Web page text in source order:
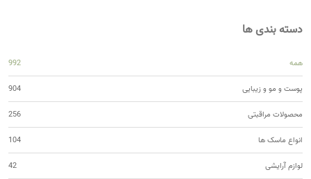
دسته بندی ها
همه 992
پوست و مو و زیبایی 904
محصولات مراقبتی 256
انواع ماسک ها 104
لوازم آرایشی 42